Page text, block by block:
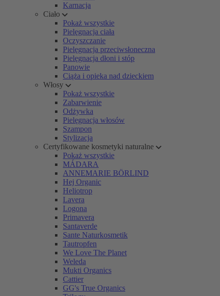
Karnacja
Ciało
Pokaż wszystkie
Pielęgnacja ciała
Oczyszczanie
Pielęgnacja przeciwsłoneczna
Pielęgnacja dłoni i stóp
Panowie
Ciąża i opieka nad dzieckiem
Włosy
Pokaż wszystkie
Zabarwienie
Odżywka
Pielęgnacja włosów
Szampon
Stylizacja
Certyfikowane kosmetyki naturalne
Pokaż wszystkie
MÁDARA
ANNEMARIE BÖRLIND
Hej Organic
Heliotrop
Lavera
Logona
Primavera
Santaverde
Sante Naturkosmetik
Tautropfen
We Love The Planet
Weleda
Mukti Organics
Cattier
GG's True Organics